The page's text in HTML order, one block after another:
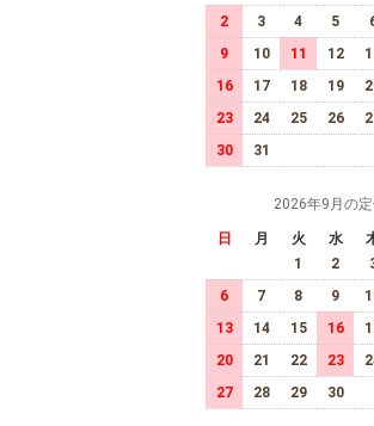
2
3 4 5
9
10 11 12
16
17 18 19
23
24 25 26
30
31
2026年9月の定
日 月 火 水
1
2
6
7 8 9
13
14 15 16
20
21 22 23
27
28 29 30